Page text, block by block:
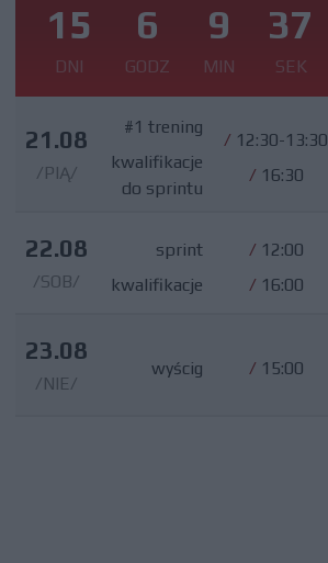
15
DNI
6
GODZ
9
MIN
36
SEK
21.08
/PIĄ/
#1 trening
kwalifikacje
do sprintu
/ 12:30-13:30
/ 16:30
22.08
/SOB/
sprint
kwalifikacje
/ 12:00
/ 16:00
23.08
/NIE/
wyścig / 15:00